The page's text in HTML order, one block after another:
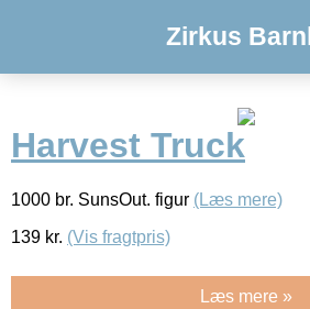
Zirkus
Harvest Truck
1000 br. SunsOut. figur (Læs mere)
139 kr. (Vis fragtpris)
Læs mere »